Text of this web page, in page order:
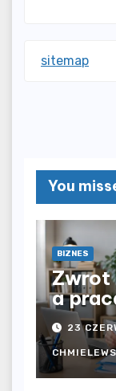
sitemap
You
BIZNES
Zwrot
a
23